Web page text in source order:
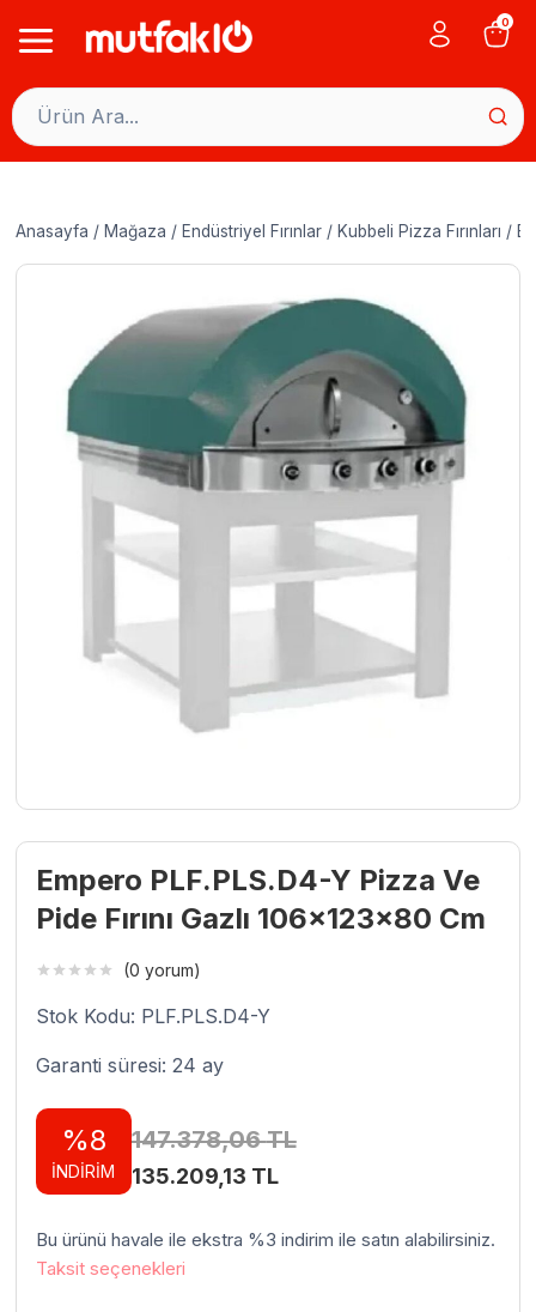
0
Anasayfa / Mağaza / Endüstriyel Fırınlar / Kubbeli Pizza Fırınları /
Empero PLF.PLS.D4-Y Pizza Ve
Pide Fırını Gazlı 106x123x80 Cm
(0 yorum)
Stok Kodu: PLF.PLS.D4-Y
Garanti süresi: 24 ay
%8
İNDİRİM
147.378,06TL
Orijinal
147.378,06 TL.
135.209,13 TLŞu
fiyat:
Bu ürünü havale ile ekstra %3 indirim ile satın alabilirsiniz.
Taksit seçenekleri